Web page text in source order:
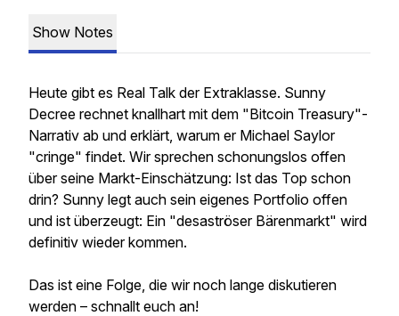
Show Notes
Heute gibt es Real Talk der Extraklasse. Sunny
Decree rechnet knallhart mit dem "Bitcoin Treasury"-
Narrativ ab und erklärt, warum er Michael Saylor
"cringe" findet. Wir sprechen schonungslos offen
über seine Markt-Einschätzung: Ist das Top schon
drin? Sunny legt auch sein eigenes Portfolio offen
und ist überzeugt: Ein "desaströser Bärenmarkt" wird
definitiv wieder kommen.
Das ist eine Folge, die wir noch lange diskutieren
werden – schnallt euch an!